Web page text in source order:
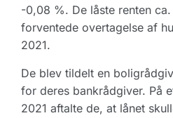
-0,08 %. De låste renten
forventede overtagelse af
2021.
De blev tildelt en
for deres bankrådgiver. På
2021 aftalte de, at lånet